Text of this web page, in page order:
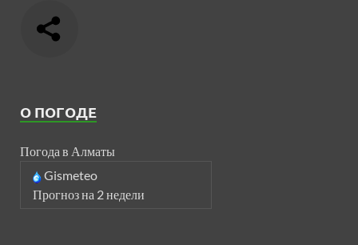
О ПОГОДЕ
Погода в Алматы
Gismeteo
Прогноз на 2 недели